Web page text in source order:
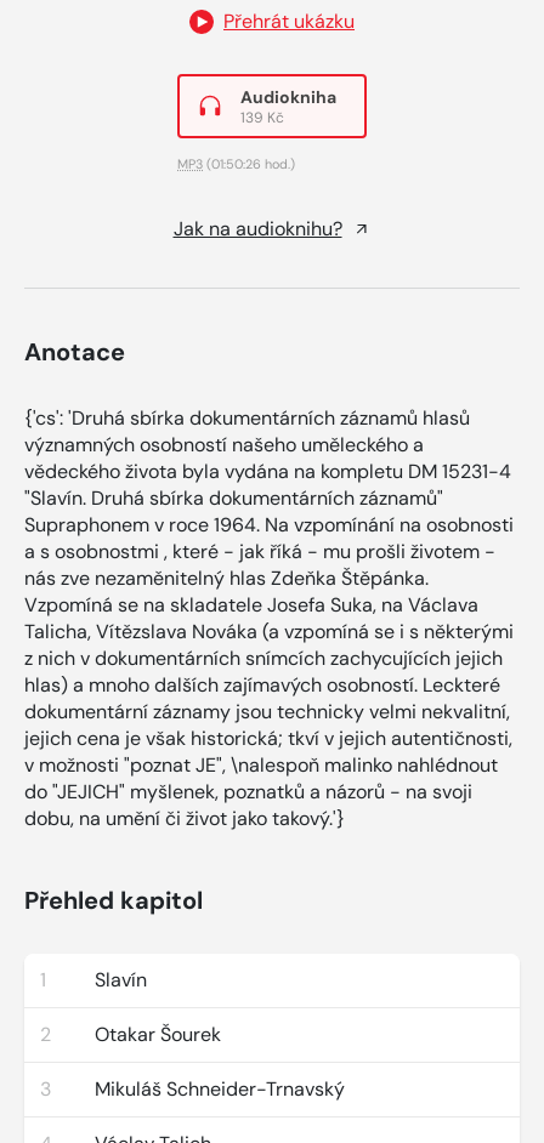
Přehrát ukázku
Audiokniha
139 Kč
MP3 (01:50:26 hod.)
Jak na audioknihu?
Anotace
{'cs': 'Druhá sbírka dokumentárních záznamů hlasů
významných osobností našeho uměleckého a
vědeckého života byla vydána na kompletu DM 15231-4
"Slavín. Druhá sbírka dokumentárních záznamů"
Supraphonem v roce 1964. Na vzpomínání na osobnosti
a s osobnostmi , které - jak říká - mu prošli životem -
nás zve nezaměnitelný hlas Zdeňka Štěpánka.
Vzpomíná se na skladatele Josefa Suka, na Václava
Talicha, Vítězslava Nováka (a vzpomíná se i s některými
z nich v dokumentárních snímcích zachycujících jejich
hlas) a mnoho dalších zajímavých osobností. Leckteré
dokumentární záznamy jsou technicky velmi nekvalitní,
jejich cena je však historická; tkví v jejich autentičnosti,
v možnosti "poznat JE", \nalespoň malinko nahlédnout
do "JEJICH" myšlenek, poznatků a názorů - na svoji
dobu, na umění či život jako takový.'}
Přehled kapitol
1 Slavín
2 Otakar Šourek
3 Mikuláš Schneider-Trnavský